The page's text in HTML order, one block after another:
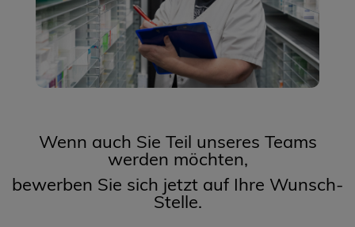
Wenn auch Sie Teil unseres Teams
werden möchten,
bewerben Sie sich jetzt auf Ihre Wunsch-
Stelle.